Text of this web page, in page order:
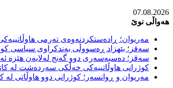
Skip
to
07.08.2026
هەواڵی نوێ
مەریوان؛ ڕادەستکردنەوەی تەرمی
سەقز؛ بێهزاد ڕەسووڵی بەندکراوی سیاسی
سەقز؛ دەسبەسەری دوو گەنج لەلایەن هێزە
کوژرانی هاوڵاتییەکی خەڵکی سەردەشت لە
مەریوان و ڕوانسەر؛ کوژرانی دوو هاوڵاتی لە